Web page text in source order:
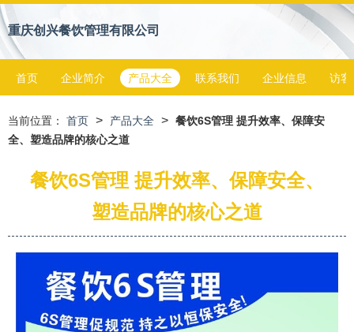
重庆创兴餐饮管理有限公司
首页 企业简介 产品大全 联系我们 企业信息 访客
当前位置： 首页 > 产品大全 > 餐饮6S管理 提升效率、保障安
全、塑造品牌的核心之道
餐饮6S管理 提升效率、保障安全、
塑造品牌的核心之道